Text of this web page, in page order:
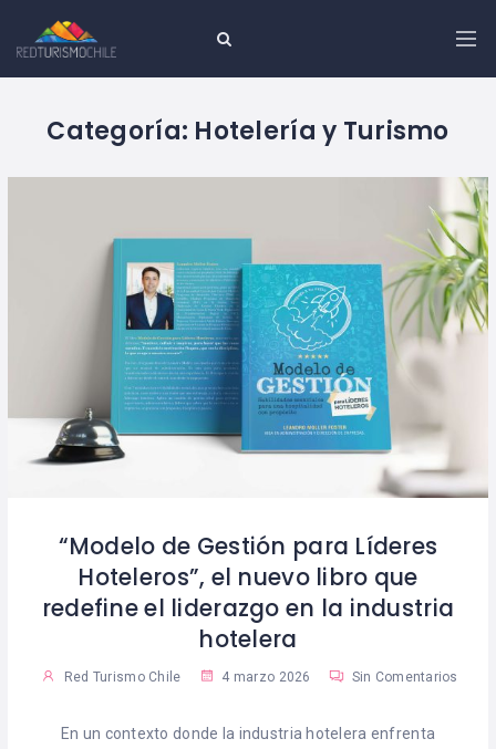
Categoría: Hotelería y Turismo
“Modelo de Gestión para Líderes
Hoteleros”, el nuevo libro que
redefine el liderazgo en la industria
hotelera
Red Turismo Chile 4 marzo 2026 Sin Comentarios
En un contexto donde la industria hotelera enfrenta